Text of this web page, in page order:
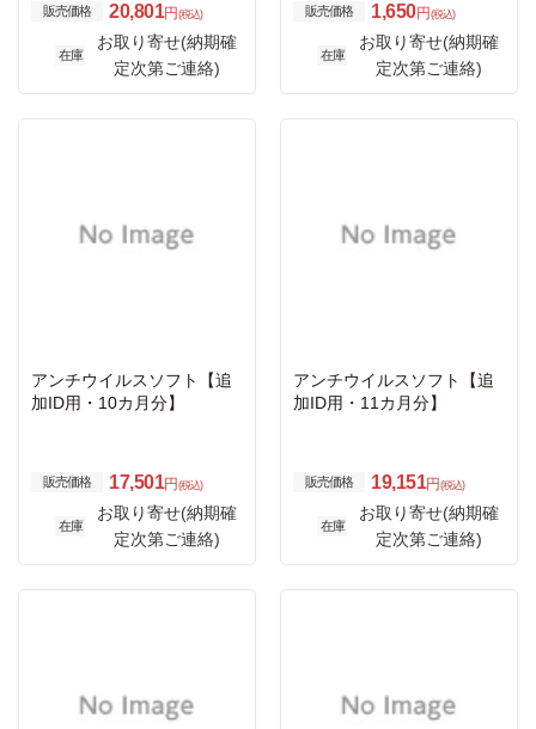
販売価格 20,801円 (税込)
在庫
お取り寄せ(納期確
定次第ご連絡)
販売価格 1,650円 (税込)
在庫
お取り寄せ(納期確
定次第ご連絡)
アンチウイルスソフト【追
加ID用・10カ月分】
販売価格 17,501円 (税込)
在庫
お取り寄せ(納期確
定次第ご連絡)
アンチウイルスソフト【追
加ID用・11カ月分】
販売価格 19,151円 (税込)
在庫
お取り寄せ(納期確
定次第ご連絡)